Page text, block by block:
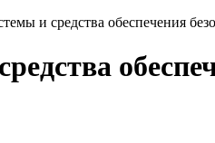
и средства обеспечения